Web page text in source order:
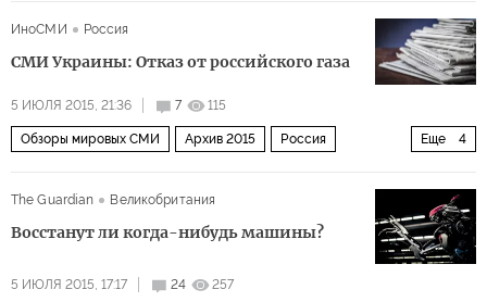
ИноСМИ Россия
СМИ Украины: Отказ от российского газа
5 ИЮЛЯ 2015, 21:36 7 115
Еще 4
Обзоры мировых СМИ Архив 2015 Россия
The Guardian
Великобритания
Восстанут ли когда-нибудь машины?
5 ИЮЛЯ 2015, 17:17 24 257